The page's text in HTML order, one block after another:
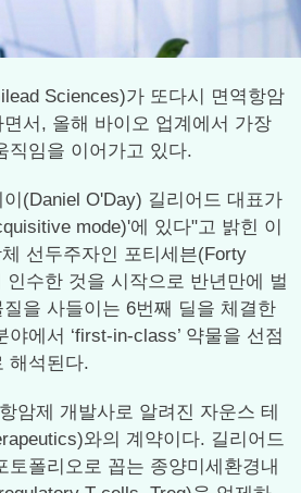
Sciences)가 또다시 면역항암
서, 올해 바이오 업계에서 가장
직임을 이어가고 있다.
(Daniel O'Day) 길리어드 대표가
mode)'에 있다"고 밝힌 이
선두주자인 포티세븐(Forty
인수한 것을 시작으로 반년만에 벌
을 사들이는 6번째 딜을 체결한
에서 ‘first-in-class’ 약물을 선점
해석된다.
암제 개발사로 알려진 자운스 테
와의 계약이다. 길리어드
토폴리오로 꼽는 종양미세환경내